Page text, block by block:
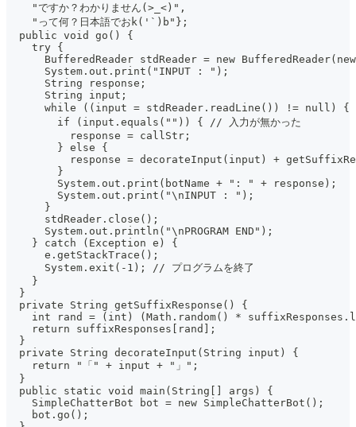
    "ですか？わかりません(>_<)",
    "って何？日本語でおk('`)b"};
  public void go() {
    try {
BufferedReader stdReader = new
      System.out.print("INPUT : ");
      String response;
      String input;
while ((input = stdReader.readLine()) != null) {
        if (input.equals("")) { // 入力が無かった
          response = callStr;
        } else {
response = decorateInput(input) +
        }
        System.out.print(botName + ": " + response);
        System.out.print("\nINPUT : ");
      }
      stdReader.close();
      System.out.println("\nPROGRAM END");
    } catch (Exception e) {
      e.getStackTrace();
      System.exit(-1); // プログラムを終了
    }
  }
  private String getSuffixResponse() {
int rand = (int) (Math.random() *
    return suffixResponses[rand];
  }
  private String decorateInput(String input) {
    return "「" + input + "」";
  }
  public static void main(String[] args) {
    SimpleChatterBot bot = new SimpleChatterBot();
    bot.go();